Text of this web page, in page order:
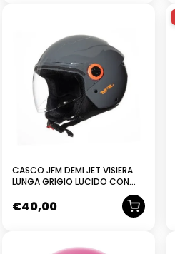
CASCO JFM DEMI JET VISIERA
LUNGA GRIGIO LUCIDO CON
COVER VITI E LOGO ARANCIONE
€40,00